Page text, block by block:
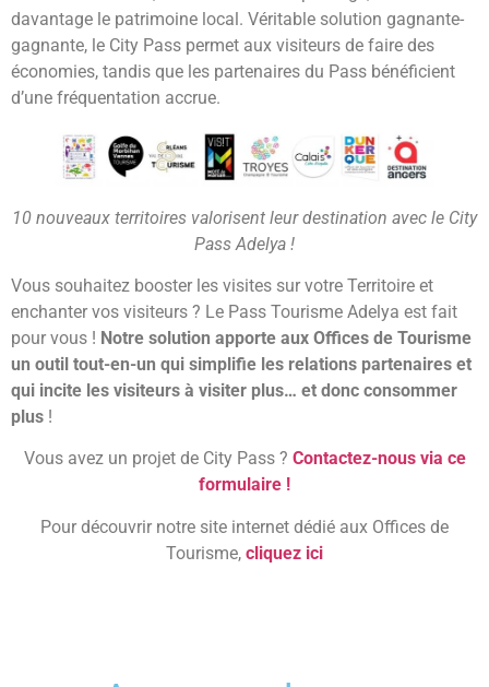
davantage le patrimoine local. Véritable solution gagnante-
gagnante, le City Pass permet aux visiteurs de faire des
économies, tandis que les partenaires du Pass bénéficient
d’une fréquentation accrue.
10 nouveaux territoires valorisent leur destination avec le City
Pass Adelya !
Vous souhaitez booster les visites sur votre Territoire et
enchanter vos visiteurs ? Le Pass Tourisme Adelya est fait
pour vous ! Notre solution apporte aux Offices de Tourisme
un outil tout-en-un qui simplifie les relations partenaires et
qui incite les visiteurs à visiter plus… et donc consommer
plus !
Vous avez un projet de City Pass ? Contactez-nous via ce
formulaire !
Pour découvrir notre site internet dédié aux Offices de
Tourisme, cliquez ici